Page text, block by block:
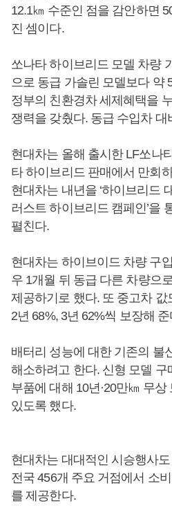
12.1㎞ 수준인 점을 감안하면
진 셈이다.
쏘나타 하이브리드 모델 차량
으로 동급 가솔린 모델보다 약
정부의 친환경차 세제혜택을
쟁력을 갖췄다. 동급 수입차
현대차는 올해 출시한 LF쏘나
타 하이브리드 판매에서 만회
현대차는 내년을 ‘하이브리드
러스트 하이브리드 캠페인’을
펼친다.
현대차는 하이브이드 차량 구
우 1개월 뒤 동급 다른 차량으
제공하기로 했다. 또 중고차 값
2년 68%, 3년 62%씩 보장해 준
배터리 성능에 대한 기존의 불
해소하려고 한다. 신형 모델
부품에 대해 10년·20만㎞ 무
있도록 했다.
현대차는 대대적인 시승행사
전국 456개 주요 거점에서 소
를 제공한다.